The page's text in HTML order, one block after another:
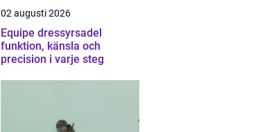
02 augusti 2026
Equipe dressyrsadel
funktion, känsla och
precision i varje steg